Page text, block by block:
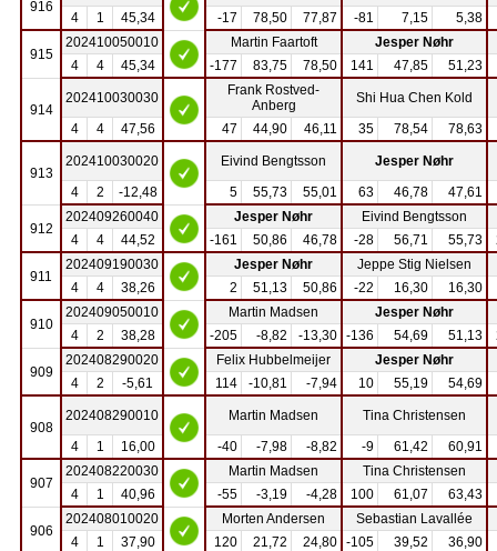
916
4
1 45,34 -17 78,50 77,87 -81 7,15 5,38
915
202410050010 Martin Faartoft
Jesper Nøhr
4
4 45,34 -177 83,75 78,50 141 47,85 51,23
914
202410030030
Frank Rostved-
Anberg
Shi Hua Chen Kold
4
4 47,56 47 44,90 46,11 35 78,54 78,63
913
202410030020 Eivind Bengtsson
Jesper Nøhr
4
2 -12,48 5 55,73 55,01 63 46,78 47,61
912
202409260040 Jesper Nøhr
Eivind Bengtsson
4
4 44,52 -161 50,86 46,78 -28 56,71 55,73
911
202409190030 Jesper Nøhr
Jeppe Stig Nielsen
4
4 38,26 2 51,13 50,86 -22 16,30 16,30
910
202409050010 Martin Madsen
Jesper Nøhr
4
2 38,28 -205 -8,82 -13,30 -136 54,69 51,13
909
202408290020 Felix Hubbelmeijer
Jesper Nøhr
4
2 -5,61 114 -10,81 -7,94 10 55,19 54,69
908
202408290010 Martin Madsen
Tina Christensen
4
1 16,00 -40 -7,98 -8,82 -9 61,42 60,91
907
202408220030 Martin Madsen
Tina Christensen
4
1 40,96 -55 -3,19 -4,28 100 61,07 63,43
906
202408010020 Morten Andersen
Sebastian Lavallée
4
1 37,90 120 21,72 24,80 -105 39,52 36,90